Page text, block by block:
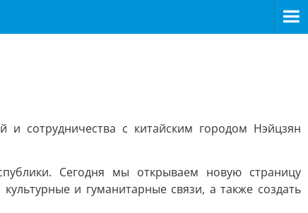
сотрудничества с китайским городом Нэйцзян
Сегодня мы открываем новую страницу
и гуманитарные связи, а также создать